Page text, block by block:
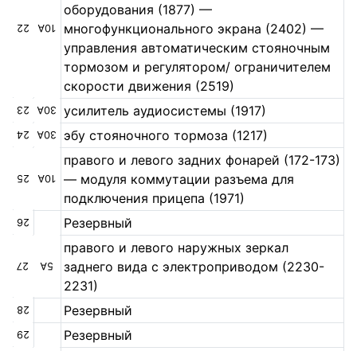
22 10А
оборудования (1877) —
многофункционального экрана (2402) —
управления автоматическим стояночным
тормозом и регулятором/ ограничителем
скорости движения (2519)
23 30А усилитель аудиосистемы (1917)
24 30А эбу стояночного тормоза (1217)
25 10А
правого и левого задних фонарей (172-173)
— модуля коммутации разъема для
подключения прицепа (1971)
26 Резервный
27 5А
правого и левого наружных зеркал
заднего вида с электроприводом (2230-
2231)
28 Резервный
29 Резервный